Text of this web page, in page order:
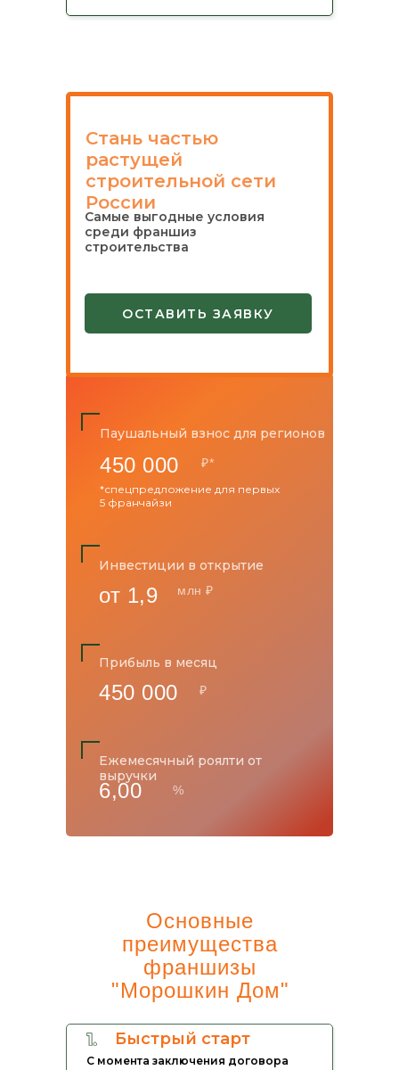
Стань частью
растущей
строительной сети
России
Самые выгодные условия
среди франшиз
строительства
ОСТАВИТЬ ЗАЯВКУ
Паушальный взнос для регионов
450 000 ₽*
*спецпредложение для первых
5 франчайзи
Инвестиции в открытие
млн ₽
от 1,9
Прибыль в месяц
450 000 ₽
Ежемесячный роялти от
выручки
6,00 %
Основные
преимущества
франшизы
"Морошкин Дом"
С момента заключения договора
Быстрый старт